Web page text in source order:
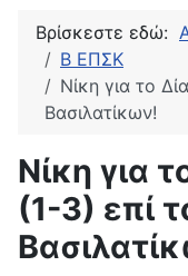
Βρίσκεστε εδώ:
Β ΕΠΣΚ
Νίκη για το
Βασιλατίκων!
Νίκη για
(1-3) επί